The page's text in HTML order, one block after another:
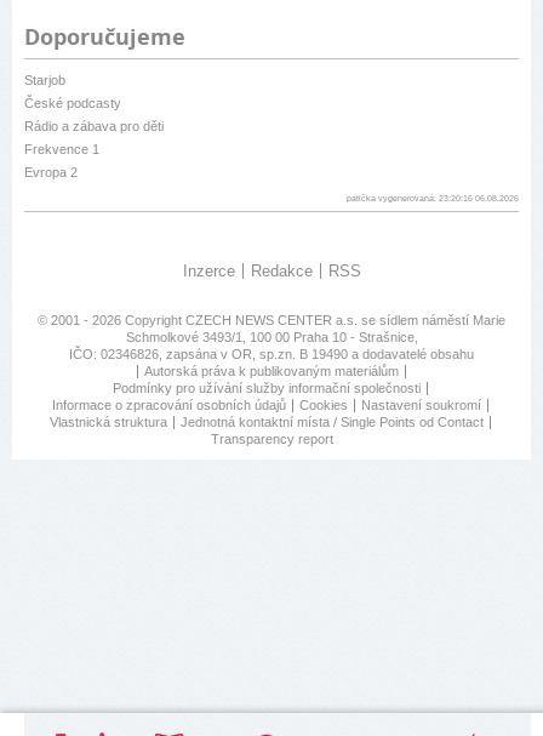
Doporučujeme
Starjob
České podcasty
Rádio a zábava pro děti
Frekvence 1
Evropa 2
patička vygenerovaná: 23:20:16 06.08.2026
Inzerce Redakce RSS
© 2001 - 2026 Copyright CZECH NEWS CENTER a.s. se sídlem náměstí Marie
Schmolkové 3493/1, 100 00 Praha 10 - Strašnice,
IČO: 02346826, zapsána v OR, sp.zn. B 19490 a dodavatelé obsahu
Autorská práva k publikovaným materiálům
Podmínky pro užívání služby informační společnosti
Informace o zpracování osobních údajů
Cookies
Nastavení soukromí
Vlastnická struktura
Jednotná kontaktní místa / Single Points od Contact
Transparency report